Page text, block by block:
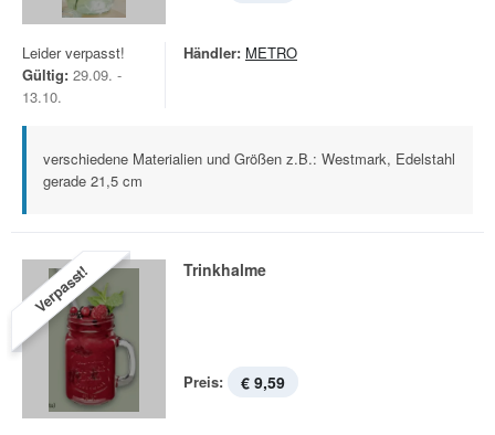
Leider verpasst!
Gültig: 29.09. -
13.10.
Händler: METRO
verschiedene Materialien und Größen z.B.: Westmark, Edelstahl
gerade 21,5 cm
Verpasst! Trinkhalme
Preis: € 9,59